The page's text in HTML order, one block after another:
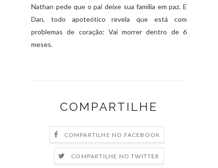
Nathan pede que o pai deixe sua familia em paz. E
Dan, todo apoteótico revela que está com
problemas de coração: Vai morrer dentro de 6
meses.
COMPARTILHE
COMPARTILHE NO FACEBOOK
COMPARTILHE NO TWITTER